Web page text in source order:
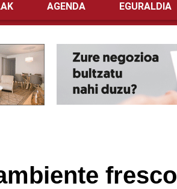
AGENDA EGURALDIA
fresco